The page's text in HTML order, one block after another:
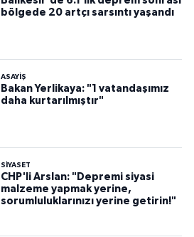
bölgede 20 artçı sarsıntı yaşandı
ASAYİŞ
Bakan Yerlikaya: "1 vatandaşımız
daha kurtarılmıştır"
SİYASET
CHP'li Arslan: "Depremi siyasi
malzeme yapmak yerine,
sorumluluklarınızı yerine getirin!"